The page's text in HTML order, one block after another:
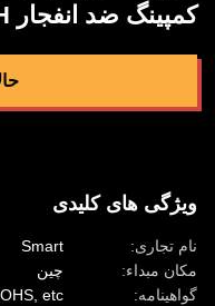
کمپینگ ضد انفجار 710.4WH
ویژگی های کلیدی
نام تجاری:
Smart
مکان مبداء:
چین
گواهینامه:
etc